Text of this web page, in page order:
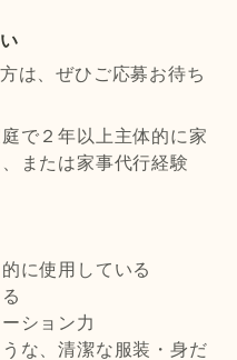
は、ぜひご応募お待ち
で２年以上主体的に家
または家事代行経験
に使用している
ション力
な、清潔な服装・身だ